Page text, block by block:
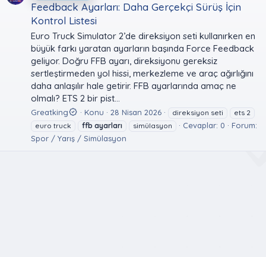
Feedback Ayarları: Daha Gerçekçi Sürüş İçin
Kontrol Listesi
Euro Truck Simulator 2’de direksiyon seti kullanırken en
büyük farkı yaratan ayarların başında Force Feedback
geliyor. Doğru FFB ayarı, direksiyonu gereksiz
sertleştirmeden yol hissi, merkezleme ve araç ağırlığını
daha anlaşılır hale getirir. FFB ayarlarında amaç ne
olmalı? ETS 2 bir pist...
Greatking Konu 28 Nisan 2026 direksiyon seti
ets 2
euro truck
ffb ayarları simülasyon Cevaplar: 0
Forum:
Spor / Yarış / Simülasyon